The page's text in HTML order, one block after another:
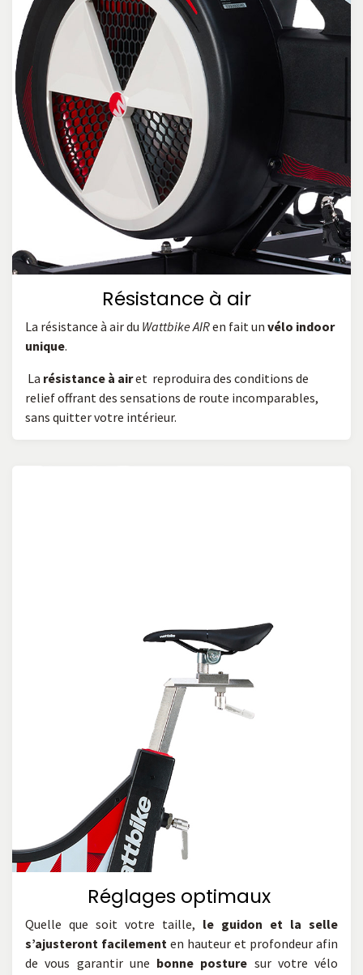
Résistance à air
La résistance à air du Wattbike AIRen fait un vélo indoor
unique.
La résistance à airet reproduira des conditions de
relief offrant des sensations de route incomparables,
sans quitter votre intérieur.
Réglages optimaux
Quelle que soit votre taille, le guidon et la selle
s’ajusteront facilement en hauteur et profondeur afin
de vous garantir une bonne posture sur votre vélo